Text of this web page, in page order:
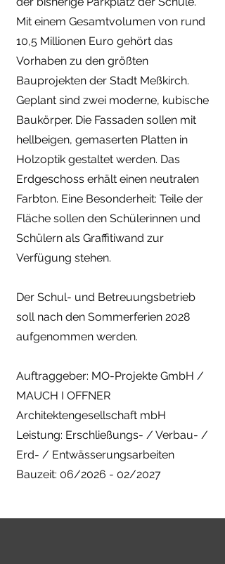
Mit einem Gesamtvolumen von rund
10,5 Millionen Euro gehört das
Vorhaben zu den größten
Bauprojekten der Stadt Meßkirch.
Geplant sind zwei moderne, kubische
Baukörper. Die Fassaden sollen mit
hellbeigen, gemaserten Platten in
Holzoptik gestaltet werden. Das
Erdgeschoss erhält einen neutralen
Farbton. Eine Besonderheit: Teile der
Fläche sollen den Schülerinnen und
Schülern als Graffitiwand zur
Verfügung stehen.
Der Schul- und Betreuungsbetrieb
soll nach den Sommerferien 2028
aufgenommen werden.
Auftraggeber: MO-Projekte GmbH /
MAUCH I OFFNER
Architektengesellschaft mbH
Leistung: Erschließungs- / Verbau- /
Erd- / Entwässerungsarbeiten
Bauzeit: 06/2026 - 02/2027